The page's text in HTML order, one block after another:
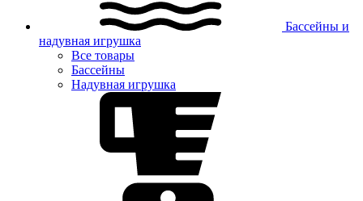
Бассейны и
надувная игрушка
Все товары
Бассейны
Надувная игрушка